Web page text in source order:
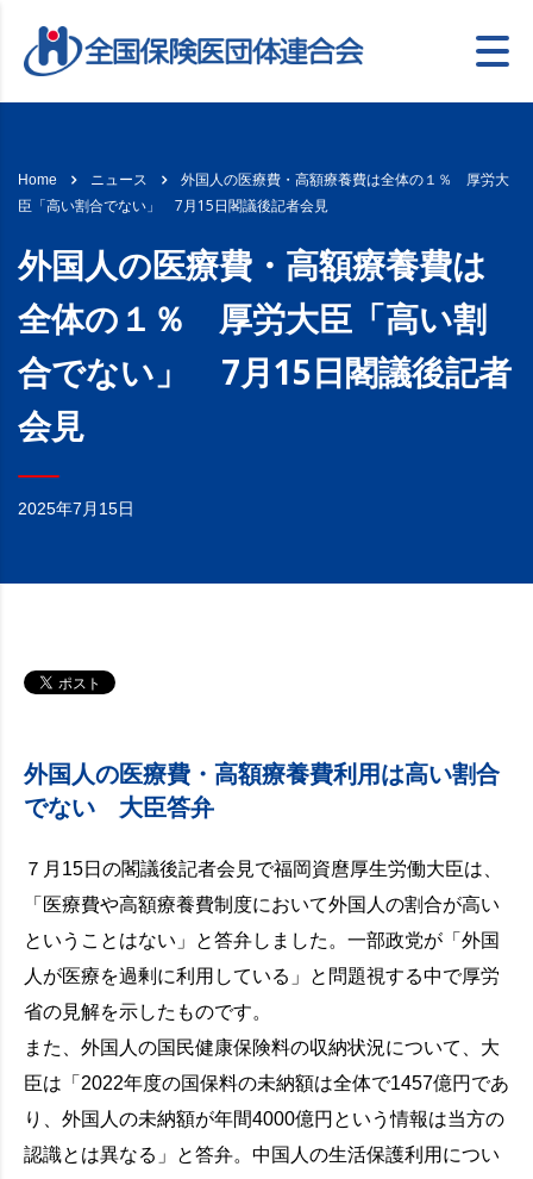
Home ニュース
外国人の医療費・高額療養費は全体の１％ 厚労大
臣「高い割合でない」 7月15日閣議後記者会見
外国人の医療費・高額療養費は
全体の１％ 厚労大臣「高い割
合でない」 7月15日閣議後記者
会見
2025年7月15日
外国人の医療費・高額療養費利用は高い割合
でない 大臣答弁
７月15日の閣議後記者会見で福岡資麿厚生労働大臣は、
「医療費や高額療養費制度において外国人の割合が高い
ということはない」と答弁しました。一部政党が「外国
人が医療を過剰に利用している」と問題視する中で厚労
省の見解を示したものです。
また、外国人の国民健康保険料の収納状況について、大
臣は「2022年度の国保料の未納額は全体で1457億円であ
り、外国人の未納額が年間4000億円という情報は当方の
認識とは異なる」と答弁。中国人の生活保護利用につい